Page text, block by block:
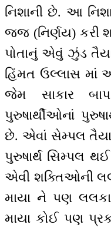
નિશાની છે. આ
જજ (નિર્ણય) કરી
પોતાનું એવું ઝુંડ
હિંમત ઉલ્લાસ માં
જેમ સાકાર
પુરુષાર્થીઓનાં
છે. એવાં સેમ્પલ
પુરુષાર્થ સિમ્પલ
એવી શક્તિઓની
માયા ને પણ
માયા કોઈ પણ